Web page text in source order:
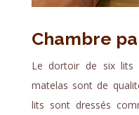
Chambre
Le dortoir de six lits
matelas sont de
lits sont dressés